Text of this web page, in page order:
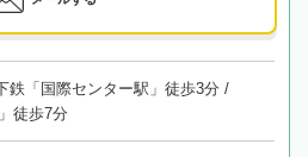
鉄「国際センター駅」徒歩3分 /
徒歩7分